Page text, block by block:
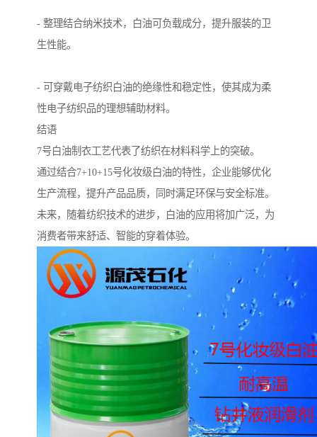
- 整理结合纳米技术，白油可负载成分，提升服装的卫
生性能。
- 可穿戴电子纺织白油的绝缘性和稳定性，使其成为柔
性电子纺织品的理想辅助材料。
结语
7号白油制衣工艺代表了纺织在材料科学上的突破。
通过结合7+10+15号化妆级白油的特性，企业能够优化
生产流程，提升产品品质，同时满足环保与安全标准。
未来，随着纺织技术的进步，白油的应用将加广泛，为
消费者带来舒适、智能的穿着体验。